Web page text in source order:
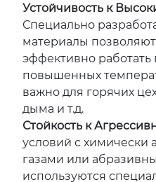
Устойчивость к
Специально
материалы
эффективно работать
повышенных
важно для горячих
дыма и т.д.
Стойкость к
условий с химически
газами или
используются